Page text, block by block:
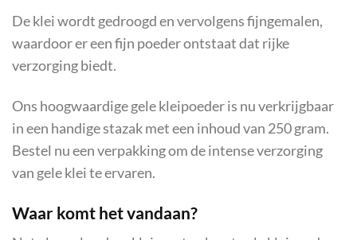
De klei wordt gedroogd en vervolgens fijngemalen,
waardoor er een fijn poeder ontstaat dat rijke
verzorging biedt.
Ons hoogwaardige gele kleipoeder is nu verkrijgbaar
in een handige stazak met een inhoud van 250 gram.
Bestel nu een verpakking om de intense verzorging
van gele klei te ervaren.
Waar komt het vandaan?